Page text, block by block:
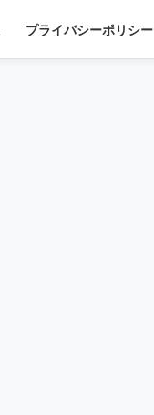
プライバシーポリシー